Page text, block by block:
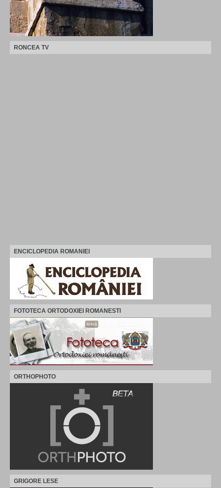
RONCEA TV
ENCICLOPEDIA ROMANIEI
FOTOTECA ORTODOXIEI ROMANESTI
ORTHOPHOTO
GRIGORE LESE